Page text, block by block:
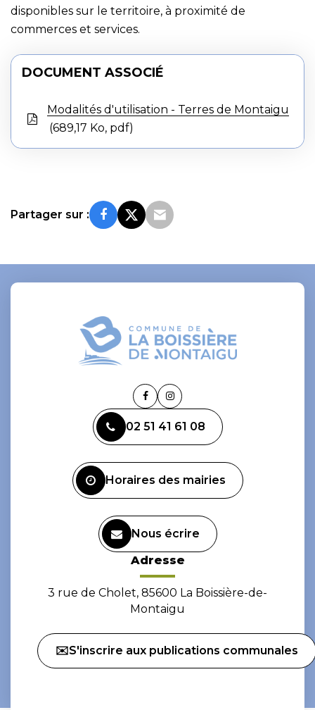
disponibles sur le territoire, à proximité de
commerces et services.
DOCUMENT ASSOCIÉ
Modalités d'utilisation - Terres de Montaigu
689,17 Ko, pdf
Partager sur :
Lien
le
compte
Lien
le
compte
02 51 41 61 08
Horaires des mairies
Nous écrire
Adresse
3 rue de Cholet, 85600 La Boissière-de-
Montaigu
✉️S'inscrire aux publications communales